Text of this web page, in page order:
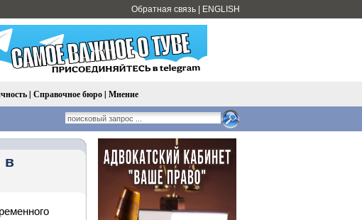
Обратная связь ENGLISH
| Справочное бюро| Мнение
в